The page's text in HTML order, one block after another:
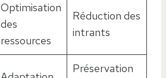
Optimisation
des
ressources
Réduction des
intrants
Préservation